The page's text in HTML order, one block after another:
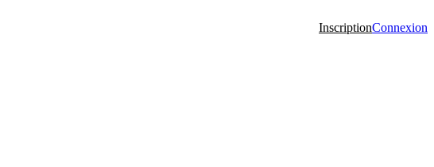
InscriptionConnexion